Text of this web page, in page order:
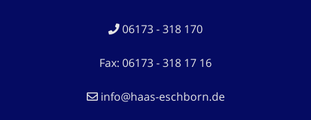
06173 - 318 170
Fax: 06173 - 318 17 16
info@haas-eschborn.de